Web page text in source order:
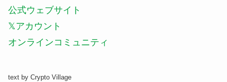
公式ウェブサイト
𝕏アカウント
オンラインコミュニティ
text by Crypto Village